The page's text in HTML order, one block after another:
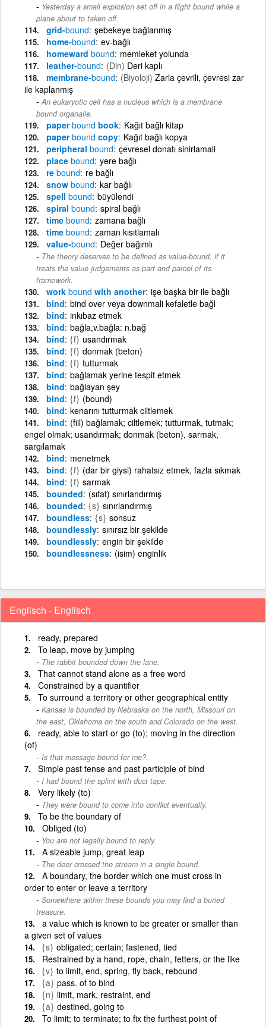
Yesterday a small explosion set off in a flight bound while a
plane about to taken off.
grid-bound şebekeye bağlanmış
home-bound ev-bağlı
homeward bound memleket yolunda
leather-bound (Din) Deri kaplı
membrane-bound (Biyoloji) Zarla çevrili, çevresi zar
ile kaplanmış
An eukaryotic cell has a nucleus which is a membrane
bound organalle.
paperbound book Kağıt bağlı kitap
paperbound copy Kağıt bağlı kopya
peripheral bound çevresel donatı sinirlamali
place bound yere bağlı
re bound re bağlı
snow bound kar bağlı
spell bound büyülendi
spiral bound spiral bağlı
time bound zamana bağlı
time bound zaman kısıtlamalı
value-bound Değer bağımlı
The theory deserves to be defined as value-bound, if it
treats the value judgements as part and parcel of its
framework.
work bound with another işe başka bir ile bağlı
bind bind over veya downmali kefaletle bağl
bind inkıbaz etmek
bind bağla,v.bağla: n.bağ
bind {f} usandırmak
bind {f} donmak (beton)
bind {f} tutturmak
bind bağlamak yerine tespit etmek
bind bağlayan şey
bind {f} (bound)
bind kenarını tutturmak ciltlemek
bind (fiil) bağlamak; ciltlemek; tutturmak, tutmak;
engel olmak; usandırmak; donmak (beton), sarmak,
sargılamak
bind menetmek
bind {f} (dar bir giysi) rahatsız etmek, fazla sıkmak
bind {f} sarmak
bounded (sıfat) sınırlandırmış
bounded {s} sınırlandırmış
boundless {s} sonsuz
boundlessly sınırsız bir şekilde
boundlessly engin bir şekilde
boundlessness (isim) enginlik
Englisch - Englisch
ready, prepared
To leap, move by jumping
The rabbit bounded down the lane.
That cannot stand alone as a free word
Constrained by a quantifier
To surround a territory or other geographical entity
Kansas is bounded by Nebraska on the north, Missouri on
the east, Oklahoma on the south and Colorado on the west.
ready, able to start or go (to); moving in the direction
(of)
Is that message bound for me?.
Simple past tense and past participle of bind
I had bound the splint with duct tape.
Very likely (to)
They were bound to come into conflict eventually.
To be the boundary of
Obliged (to)
You are not legally bound to reply.
A sizeable jump, great leap
The deer crossed the stream in a single bound.
A boundary, the border which one must cross in
order to enter or leave a territory
Somewhere within these bounds you may find a buried
treasure.
a value which is known to be greater or smaller than
a given set of values
{s} obligated; certain; fastened, tied
Restrained by a hand, rope, chain, fetters, or the like
{v} to limit, end, spring, fly back, rebound
{a} pass. of to bind
{n} limit, mark, restraint, end
{a} destined, going to
To limit; to terminate; to fix the furthest point of